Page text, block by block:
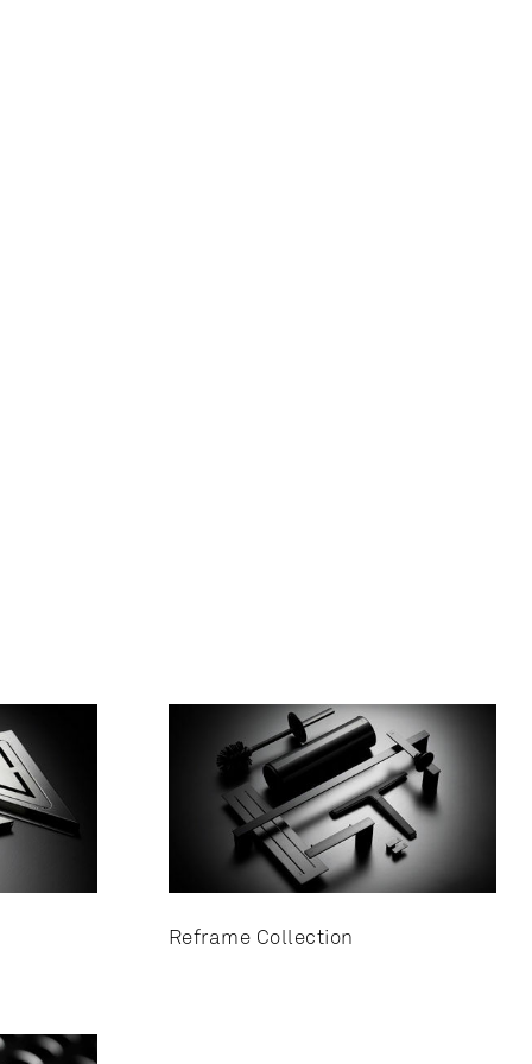
Reframe Collection